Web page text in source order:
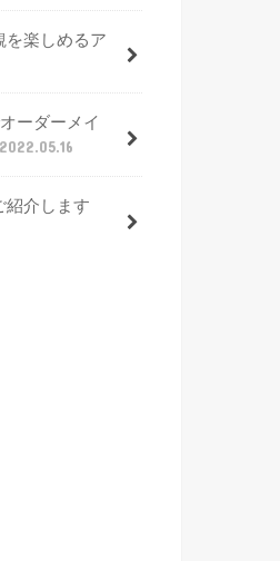
を楽しめるア
ーダーメイ
2022.05.16
紹介します